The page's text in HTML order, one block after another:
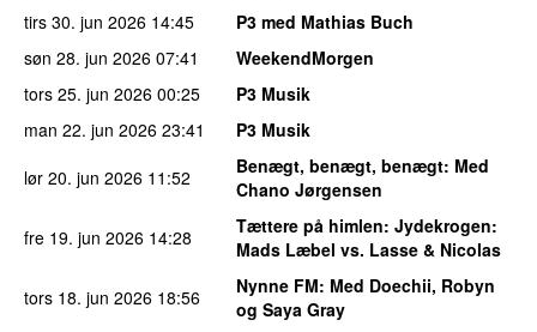
tirs 30. jun 2026 14:45
P3 med Mathias Buch
søn 28. jun 2026 07:41
WeekendMorgen
tors 25. jun 2026 00:25
P3 Musik
man 22. jun 2026 23:41
P3 Musik
lør 20. jun 2026 11:52 Benægt, benægt, benægt: Med
Chano Jørgensen
fre 19. jun 2026 14:28 Tættere på himlen: Jydekrogen:
Mads Læbel vs. Lasse & Nicolas
tors 18. jun 2026 18:56 Nynne FM: Med Doechii, Robyn
og Saya Gray